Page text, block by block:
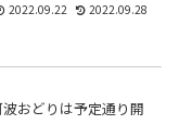
2022.09.22 2022.09.28
波おどりは予定通り開